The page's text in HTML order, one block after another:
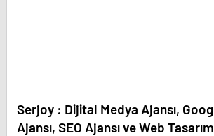
Serjoy : Dijital Medya Ajansı, Google Reklam
Ajansı, SEO Ajansı ve Web